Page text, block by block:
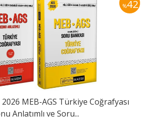
%42
2026 MEB-AGS Türkiye Coğrafyası
Anlatımlı ve Soru...